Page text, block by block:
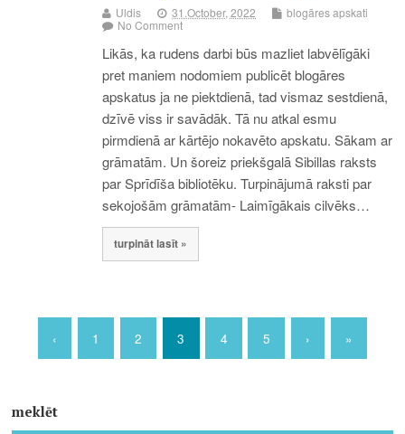
Uldis 31.October, 2022
blogāres apskati
No Comment
Likās, ka rudens darbi būs mazliet labvēlīgāki
pret maniem nodomiem publicēt blogāres
apskatus ja ne piektdienā, tad vismaz sestdienā,
dzīvē viss ir savādāk. Tā nu atkal esmu
pirmdienā ar kārtējo nokavēto apskatu. Sākam ar
grāmatām. Un šoreiz priekšgalā Sibillas raksts
par Sprīdīša bibliotēku. Turpinājumā raksti par
sekojošām grāmatām- Laimīgākais cilvēks…
turpināt lasīt »
‹ 1 2 3 4 5 › »
meklēt